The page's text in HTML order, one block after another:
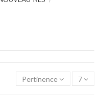
Pertinence 7